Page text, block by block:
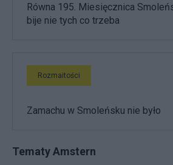
Równa 195. Miesięcznica
bije nie tych co trzeba
Rozmaitości
Zamachu w Smoleńsku nie było
Tematy Amstern